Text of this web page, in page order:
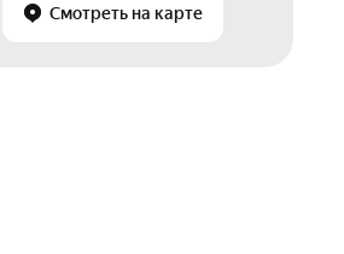
Смотреть на карте